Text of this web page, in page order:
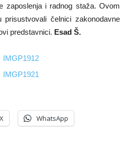
zaposlenja i radnog staža. Ovom
prisustvovali čelnici zakonodavne
predstavnici. Esad Š.
X WhatsApp